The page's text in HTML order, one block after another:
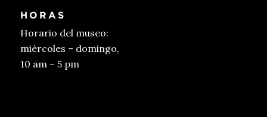
HORAS
Horario del museo:
miércoles – domingo,
10 am – 5 pm